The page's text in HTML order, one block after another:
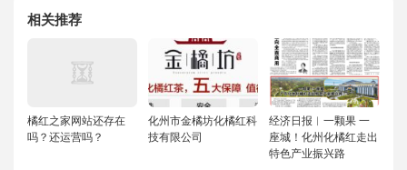
相关推荐
橘红之家网站还存在
吗？还运营吗？
化州市金橘坊化橘红科
技有限公司
经济日报︱一颗果 一
座城！化州化橘红走出
特色产业振兴路